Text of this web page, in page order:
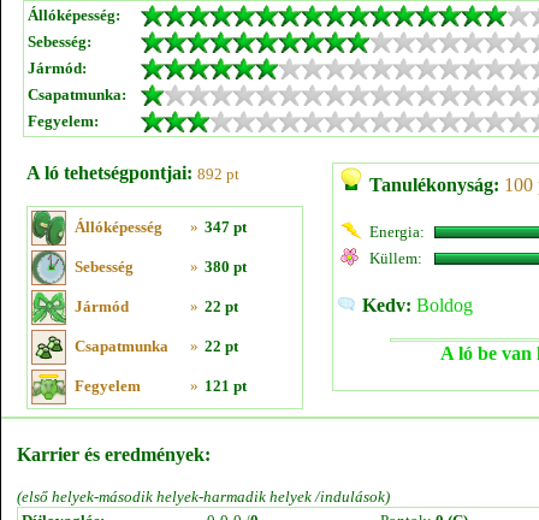
Állóképesség:
Sebesség:
Jármód:
Csapatmunka:
Fegyelem:
A ló tehetségpontjai: 892 pt
Állóképesség » 347 pt
Sebesség » 380 pt
Jármód » 22 pt
Csapatmunka » 22 pt
Fegyelem » 121 pt
Tanulékonyság: 100
Energia:
Küllem:
Kedv: Boldog
A ló be van
Karrier és eredmények:
(első helyek-második helyek-harmadik helyek /indulások)